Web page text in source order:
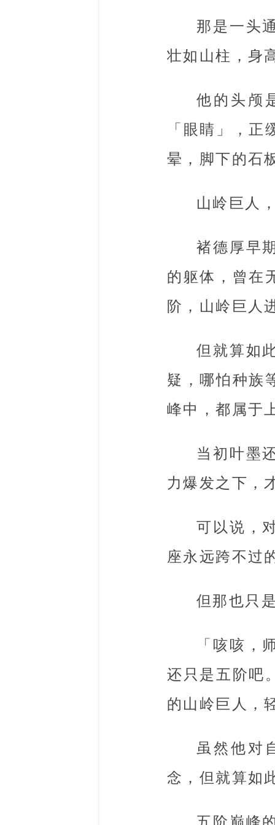
那是一头
壮如山柱，身
他的头颅
「眼睛」，
晕，脚下的石
山岭巨人
褚德厚早
的躯体，曾在
阶，山岭巨人
但就算如
疑，哪怕种族
峰中，都属于
当初叶墨
力爆发之下，
可以说，
座永远跨不过
但那也只
「咳咳，
还只是五阶吧
的山岭巨人，
虽然他对
念，但就算如
五阶巅峰